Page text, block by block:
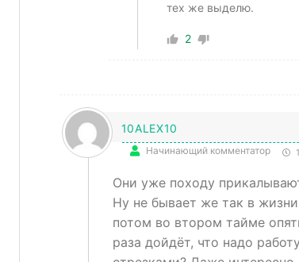
тех же выделю.
2
10ALEX10
Начинающий комментатор
Они уже походу
Ну не бывает же так в
потом во втором тайме
раза дойдёт, что надо